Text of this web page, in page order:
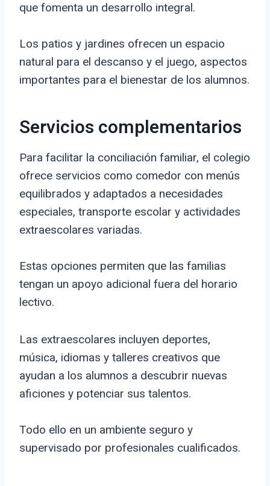
que fomenta un desarrollo integral.
Los patios y jardines ofrecen un espacio
natural para el descanso y el juego, aspectos
importantes para el bienestar de los alumnos.
Servicios complementarios
Para facilitar la conciliación familiar, el colegio
ofrece servicios como comedor con menús
equilibrados y adaptados a necesidades
especiales, transporte escolar y actividades
extraescolares variadas.
Estas opciones permiten que las familias
tengan un apoyo adicional fuera del horario
lectivo.
Las extraescolares incluyen deportes,
música, idiomas y talleres creativos que
ayudan a los alumnos a descubrir nuevas
aficiones y potenciar sus talentos.
Todo ello en un ambiente seguro y
supervisado por profesionales cualificados.